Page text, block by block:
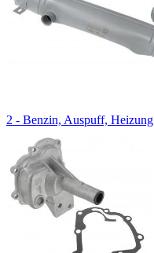
2 - Benzin, Auspuff, Heizung